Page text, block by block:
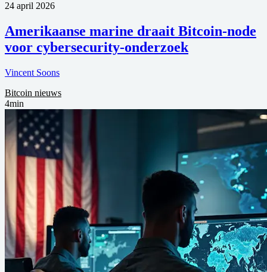
24 april 2026
Amerikaanse marine draait Bitcoin-node
voor cybersecurity-onderzoek
Vincent Soons
Bitcoin nieuws
4min